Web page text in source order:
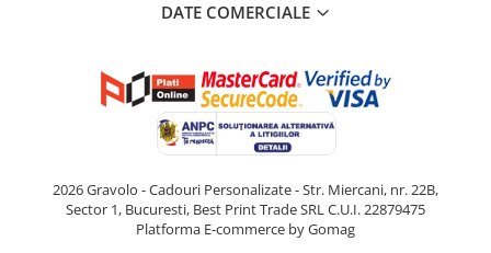
DATE COMERCIALE
2026 Gravolo - Cadouri Personalizate - Str. Miercani, nr. 22B,
Sector 1, Bucuresti, Best Print Trade SRL C.U.I. 22879475
Platforma E-commerce by Gomag